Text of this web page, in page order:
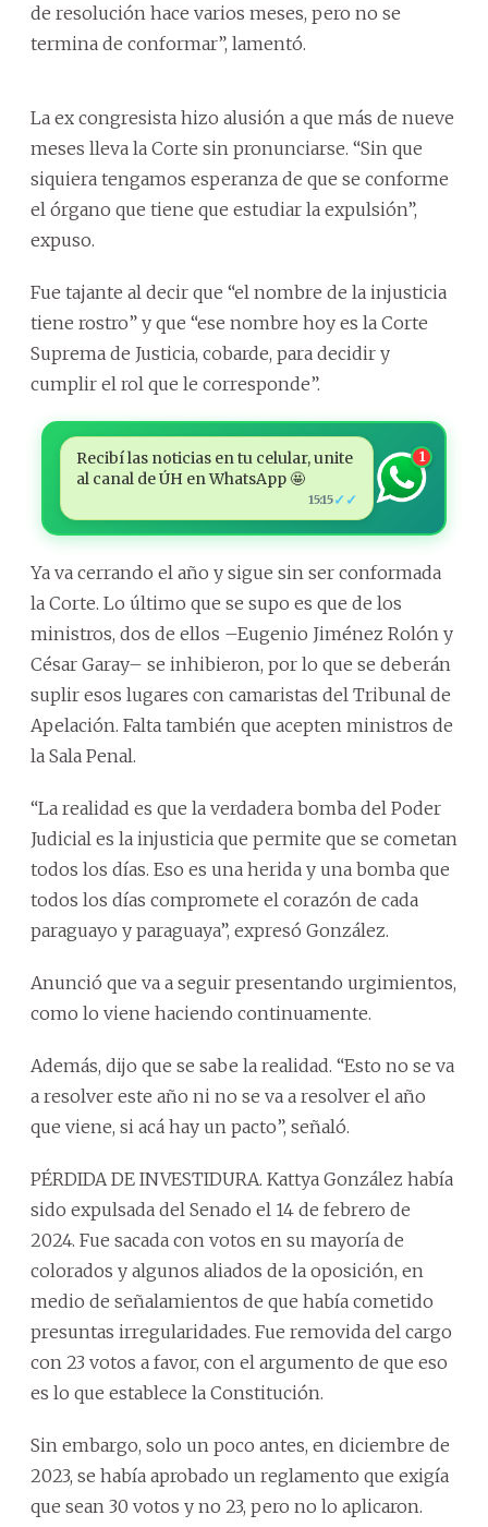
de resolución hace varios meses, pero no se
termina de conformar”, lamentó.
La ex congresista hizo alusión a que más de nueve
meses lleva la Corte sin pronunciarse. “Sin que
siquiera tengamos esperanza de que se conforme
el órgano que tiene que estudiar la expulsión”,
expuso.
Fue tajante al decir que “el nombre de la injusticia
tiene rostro” y que “ese nombre hoy es la Corte
Suprema de Justicia, cobarde, para decidir y
cumplir el rol que le corresponde”.
Recibí las noticias en tu celular, unite
al canal de ÚH en WhatsApp 🤩
15:15✓✓
1
Ya va cerrando el año y sigue sin ser conformada
la Corte. Lo último que se supo es que de los
ministros, dos de ellos –Eugenio Jiménez Rolón y
César Garay– se inhibieron, por lo que se deberán
suplir esos lugares con camaristas del Tribunal de
Apelación. Falta también que acepten ministros de
la Sala Penal.
“La realidad es que la verdadera bomba del Poder
Judicial es la injusticia que permite que se cometan
todos los días. Eso es una herida y una bomba que
todos los días compromete el corazón de cada
paraguayo y paraguaya”, expresó González.
Anunció que va a seguir presentando urgimientos,
como lo viene haciendo continuamente.
Además, dijo que se sabe la realidad. “Esto no se va
a resolver este año ni no se va a resolver el año
que viene, si acá hay un pacto”, señaló.
PÉRDIDA DE INVESTIDURA. Kattya González había
sido expulsada del Senado el 14 de febrero de
2024. Fue sacada con votos en su mayoría de
colorados y algunos aliados de la oposición, en
medio de señalamientos de que había cometido
presuntas irregularidades. Fue removida del cargo
con 23 votos a favor, con el argumento de que eso
es lo que establece la Constitución.
Sin embargo, solo un poco antes, en diciembre de
2023, se había aprobado un reglamento que exigía
que sean 30 votos y no 23, pero no lo aplicaron.